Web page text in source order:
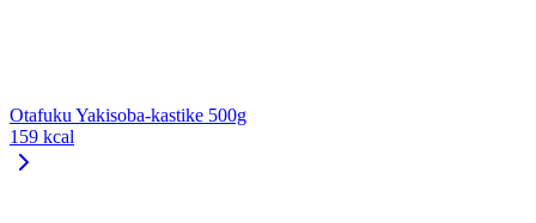
Otafuku Yakisoba-kastike 500g
159 kcal